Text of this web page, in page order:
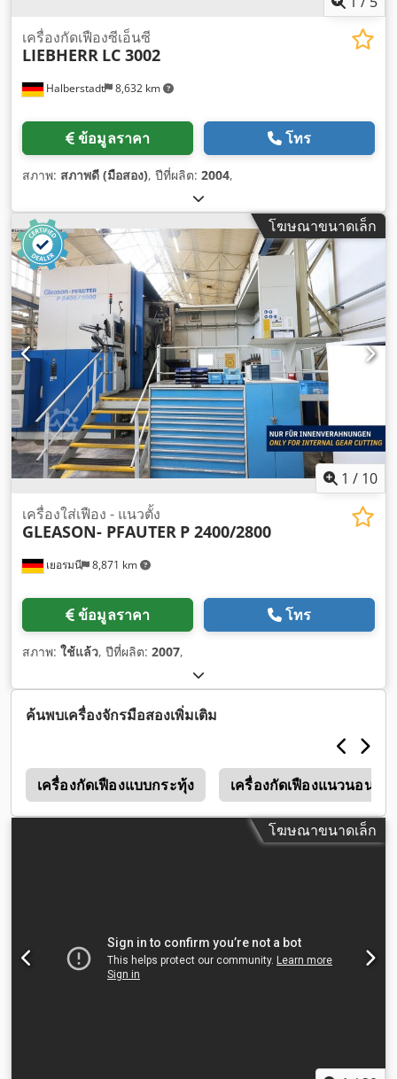
Halberstadt 8,632 km
เครื่องกัดเฟืองซีเอ็นซี
LIEBHERR LC 3002
ข้อมูลราคา โทร
สภาพ: สภาพดี (มือสอง), ปีที่ผลิต: 2004,
โฆษณาขนาดเล็ก
1 / 10
เยอรมนี 8,871 km
เครื่องใส่เฟือง - แนวตั้ง
GLEASON- PFAUTER P 2400/2800
ข้อมูลราคา โทร
สภาพ: ใช้แล้ว, ปีที่ผลิต: 2007,
ค้นพบเครื่องจักรมือสองเพิ่มเติม
เครื่องกัดเฟืองแบบกระทุ้ง เครื่องกัดเฟืองแนวนอน
โฆษณาขนาดเล็ก